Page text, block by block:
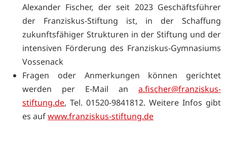
Alexander Fischer, der seit 2023 Geschäftsführer
der Franziskus-Stiftung ist, in der Schaffung
zukunftsfähiger Strukturen in der Stiftung und der
intensiven Förderung des Franziskus-Gymnasiums
Vossenack
Fragen oder Anmerkungen können gerichtet
werden per E-Mail an a.fischer@franziskus-
stiftung.de, Tel. 01520-9841812. Weitere Infos gibt
es aufwww.franziskus-stiftung.de